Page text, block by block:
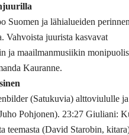
Suomen ja lähialueiden
Vahvoista juurista kasvavat
ja maailmanmusiikin
Kauranne.
(Satukuvia) alttoviululle
Pohjonen). 23:27 Giuliani:
teemasta (David Starobin,